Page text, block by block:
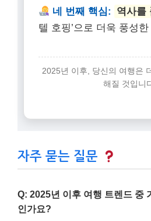
네 번째 핵심: 역사를
텔 호핑’으로 더욱 풍성
2025년 이후, 당신의 여행은
해질 것입니
자주 묻는 질문
Q: 2025년 이후 여행 트렌드 중
인가요?